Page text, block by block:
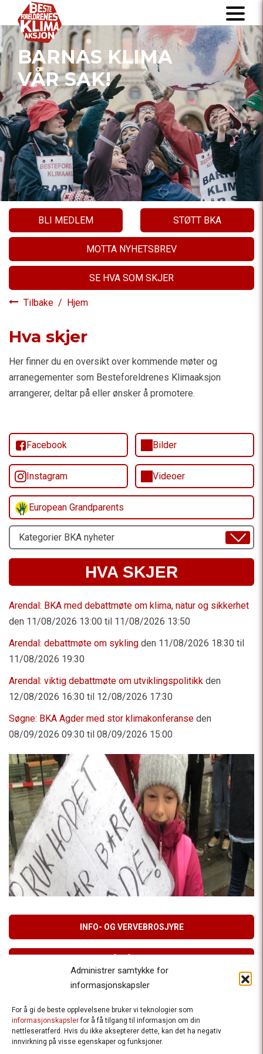
Administrer samtykke for
informasjonskapsler
For å gi de beste opplevelsene bruker vi teknologier som
informasjonskapslerfor å få tilgang til informasjon om din
nettleseratferd. Hvis du ikke aksepterer dette, kan det ha negativ
innvirkning på visse egenskaper og funksjoner.
BARNAS KLIMA
VÅR SAK!
BLI MEDLEM STØTT BKA
MOTTA NYHETSBREV
SE HVA SOM SKJER
Tilbake / Hjem
Hva skjer
Her finner du en oversikt over kommende møter og
arranegementer som Besteforeldrenes Klimaaksjon
arrangerer, deltar på eller ønsker å promotere.
Facebook Bilder
Instagram Videoer
European Grandparents
Velg
Emne
HVA SKJER
Arendal: BKA med debattmøte om klima, natur og sikkerhet
den 11/08/2026 13:00 til 11/08/2026 13:50
Arendal: debattmøte om sykling den 11/08/2026 18:30 til
11/08/2026 19:30
Arendal: viktig debattmøte om utviklingspolitikk den
12/08/2026 16:30 til 12/08/2026 17:30
Søgne: BKA Agder med stor klimakonferanse den
08/09/2026 09:30 til 08/09/2026 15:00
INFO- OG VERVEBROSJYRE
Besteforeldrenes klimaaksjon
Ansvarlig redaktør
: Halfdan Wiik |